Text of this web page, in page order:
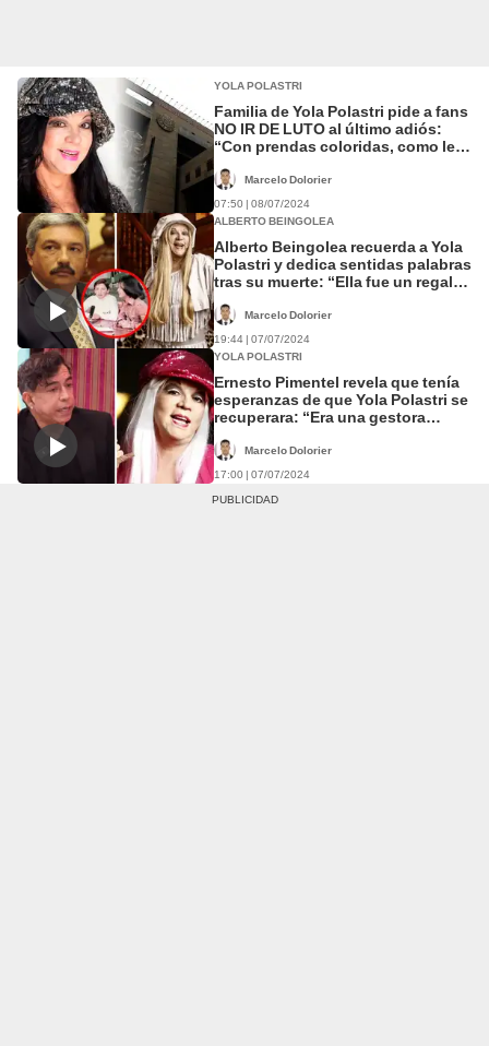
YOLA POLASTRI
Familia de Yola Polastri pide a fans
NO IR DE LUTO al último adiós:
“Con prendas coloridas, como le
Marcelo Dolorier
07:50 | 08/07/2024
ALBERTO BEINGOLEA
Alberto Beingolea recuerda a Yola
Polastri y dedica sentidas palabras
tras su muerte: “Ella fue un regalo
Marcelo Dolorier
19:44 | 07/07/2024
YOLA POLASTRI
Ernesto Pimentel revela que tenía
esperanzas de que Yola Polastri se
recuperara: “Era una gestora
Marcelo Dolorier
17:00 | 07/07/2024